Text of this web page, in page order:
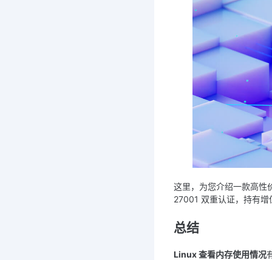
这里，为您介绍一款高
27001 双重认证，持有
总结
Linux 查看内存使用情况